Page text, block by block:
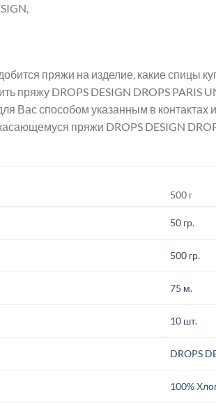
пряжи на изделие, какие спицы
пряжу DROPS DESIGN DROPS PARIS
Вас способом указанным в контактах
пряжи DROPS DESIGN
500 г
50 гр.
500 гр.
75 м.
10 шт.
DROPS
100%